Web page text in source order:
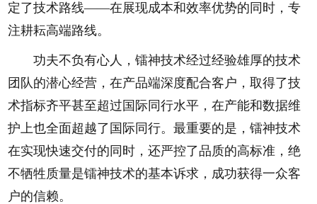
定了技术路线——在展现成本和效率优势的同时，专
注耕耘高端路线。
功夫不负有心人，镭神技术经过经验雄厚的技术
团队的潜心经营，在产品端深度配合客户，取得了技
术指标齐平甚至超过国际同行水平，在产能和数据维
护上也全面超越了国际同行。最重要的是，镭神技术
在实现快速交付的同时，还严控了品质的高标准，绝
不牺牲质量是镭神技术的基本诉求，成功获得一众客
户的信赖。